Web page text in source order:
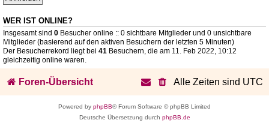
WER IST ONLINE?
Insgesamt sind 0 Besucher online :: 0 sichtbare Mitglieder und 0 unsichtbare
Mitglieder (basierend auf den aktiven Besuchern der letzten 5 Minuten)
Der Besucherrekord liegt bei 41 Besuchern, die am 11. Feb 2022, 10:12
gleichzeitig online waren.
Foren-Übersicht Alle Zeiten sind UTC
Powered by phpBB® Forum Software © phpBB Limited
Deutsche Übersetzung durch phpBB.de